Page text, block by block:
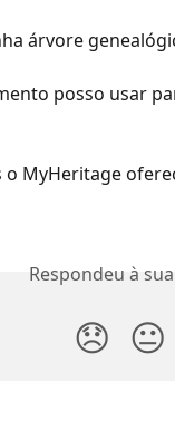
árvore
posso usar
MyHeritage
Respondeu à
😞 😐